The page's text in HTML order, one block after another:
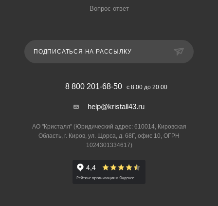
Вопрос-ответ
ПОДПИСАТЬСЯ НА РАССЫЛКУ
8 800 201-68-50 с 8:00 до 20:00
help@kristall43.ru
АО "Кристалл" (Юридический адрес: 610014, Кировская
Область, г. Киров, ул. Щорса, д. 68Г, офис 10, ОГРН
1024301334617)